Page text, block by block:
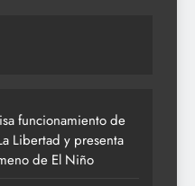
funcionamiento de
Libertad y presenta
de El Niño